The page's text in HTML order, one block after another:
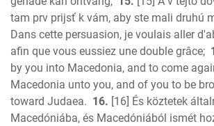
tam prv prijsť k vám, aby ste mali druhú
Dans cette persuasion, je voulais aller
afin que vous eussiez une double grâce;
by you into Macedonia, and to come
Macedonia unto you, and of you to be
toward Judaea. 16. [16] És köztetek
Macedóniába, és Macedóniából ismét